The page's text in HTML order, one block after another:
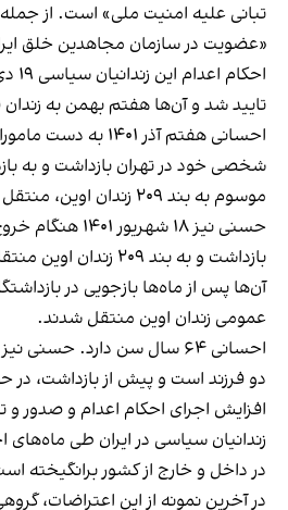
تبانی علیه امنیت ملی» است. از
«عضویت در سازمان مجاهدین خلق
تایید شد و آن‌ها هفتم بهمن به
احسانی هفتم آذر ۱۴۰۱
شخصی خود در تهران بازداشت و به
موسوم به بند ۲۰۹ زندان اوین، منتقل شد.
حسنی نیز ۱۸
بازداشت و به بند ۲۰۹ زندان اوین منتقل شد.
آن‌ها پس از ماه‌ها بازجویی در
عمومی زندان اوین منتقل شدند.
دو فرزند است و پیش از بازداشت، در
افزایش اجرای احکام اعدام و صدور و
زندانیان سیاسی در ایران طی ماه‌های
در داخل و خارج از کشور برانگیخته
در آخرین نمونه از این اعتراضات،